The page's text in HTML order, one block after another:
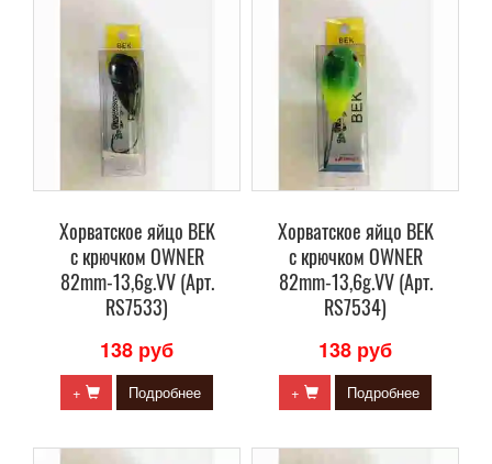
Хорватское яйцо BEK
с крючком OWNER
82mm-13,6g.VV (Арт.
RS7533)
138 руб
+ Подробнее
Хорватское яйцо BEK
с крючком OWNER
82mm-13,6g.VV (Арт.
RS7534)
138 руб
+ Подробнее